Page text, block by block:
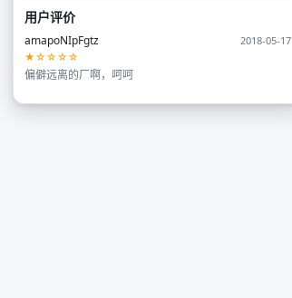
用户评价
amapoNIpFgtz
2018-05-17
★☆☆☆☆
偏僻远离的厂啊，呵呵